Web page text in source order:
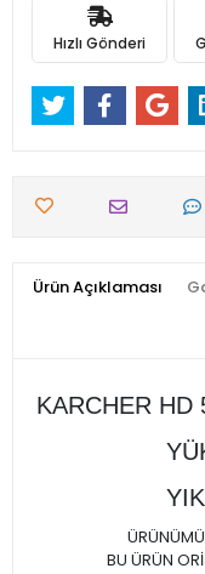
Hızlı Gönderi
Ürün Açıklaması
KARCHER HD
BU ÜRÜN